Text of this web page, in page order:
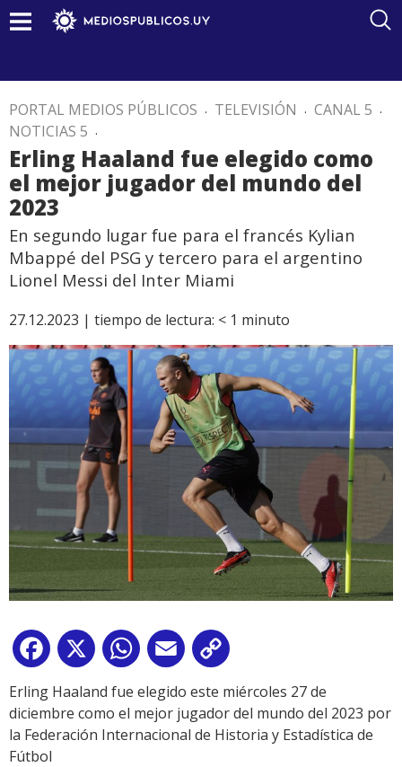
PORTAL MEDIOS PÚBLICOS . TELEVISIÓN . CANAL 5 .
NOTICIAS 5 .
Erling Haaland fue elegido como
el mejor jugador del mundo del
2023
En segundo lugar fue para el francés Kylian
Mbappé del PSG y tercero para el argentino
Lionel Messi del Inter Miami
27.12.2023 | tiempo de lectura: < 1 minuto
Facebook
X WhatsApp
Email
Link
Erling Haaland fue elegido este miércoles 27 de
diciembre como el mejor jugador del mundo del 2023 por
la Federación Internacional de Historia y Estadística de
Fútbol